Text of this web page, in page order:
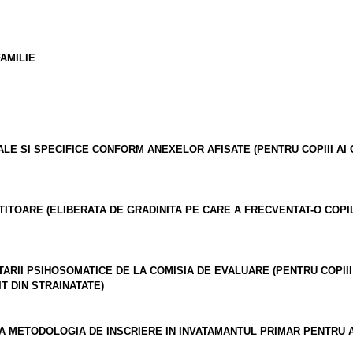
SI SPECIFICE CONFORM ANEXELOR AFISATE (PENTRU COPIII AI
(ELIBERATA DE GRADINITA PE CARE A FRECVENTAT-O
PSIHOSOMATICE DE LA COMISIA DE EVALUARE (PENTRU
DIN STRAINATATE)
DE INSCRIERE IN INVATAMANTUL PRIMAR PENTRU